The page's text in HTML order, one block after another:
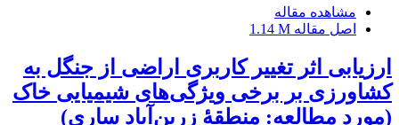
مشاهده مقاله
اصل مقاله 1.14 M
ارزیابی اثر تغییر کاربری اراضی از جنگل به
کشاورزی بر برخی ویژگی‌های شیمیایی خاک
(مورد مطالعه: منطقۀ زرین‌آباد ساری)